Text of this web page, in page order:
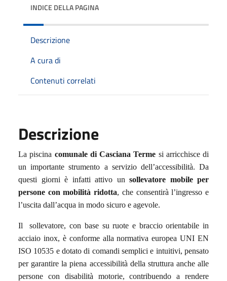
INDICE DELLA PAGINA
Descrizione
A cura di
Contenuti correlati
Descrizione
La piscina comunale di Casciana Terme si arricchisce di
un importante strumento a servizio dell’accessibilità. Da
questi giorni è infatti attivo un sollevatore mobile per
persone con mobilità ridotta, che consentirà l’ingresso e
l’uscita dall’acqua in modo sicuro e agevole.
Il sollevatore, con base su ruote e braccio orientabile in
acciaio inox, è conforme alla normativa europea UNI EN
ISO 10535 e dotato di comandi semplici e intuitivi, pensato
per garantire la piena accessibilità della struttura anche alle
persone con disabilità motorie, contribuendo a rendere